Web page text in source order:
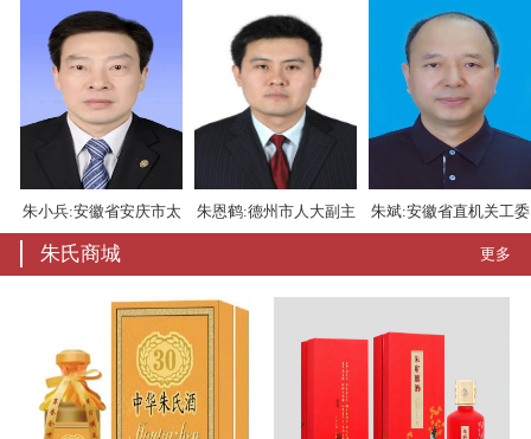
朱小兵:安徽省安庆市太
湖县委书记
朱恩鹤:德州市人大副主 朱斌:安徽省直机关工委
朱氏商城 更多